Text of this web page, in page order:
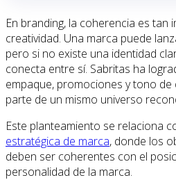
En branding, la coherencia es tan
creatividad. Una marca puede
pero si no existe una identidad
conecta entre sí. Sabritas ha
empaque, promociones y tono
parte de un mismo universo
Este planteamiento se relaciona
estratégica de marca, donde los
deben ser coherentes con el
personalidad de la marca.